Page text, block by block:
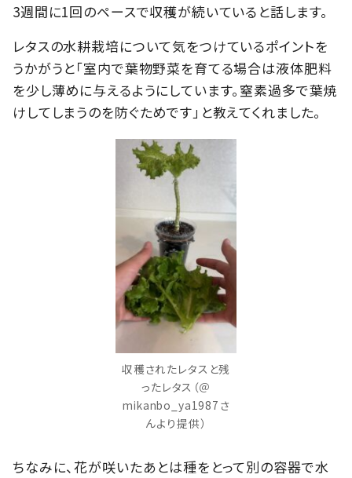
3週間に1回のペースで収穫が続いていると話します。
レタスの水耕栽培について気をつけているポイントを
うかがうと「室内で葉物野菜を育てる場合は液体肥料
を少し薄めに与えるようにしています。窒素過多で葉焼
けしてしまうのを防ぐためです」と教えてくれました。
収穫されたレタスと残
ったレタス（＠
mikanbo_ya1987さ
んより提供）
ちなみに、花が咲いたあとは種をとって別の容器で水